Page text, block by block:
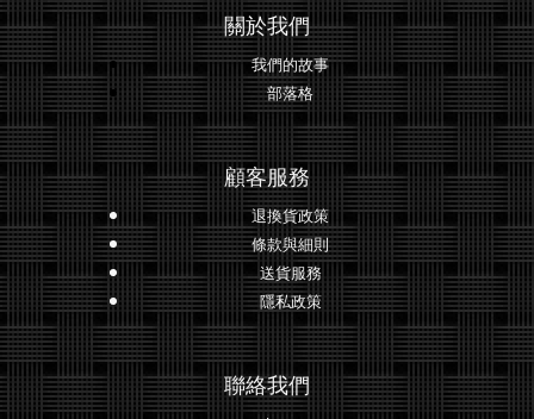
關於我們
我們的故事
部落格
顧客服務
退換貨政策
條款與細則
送貨服務
隱私政策
聯絡我們